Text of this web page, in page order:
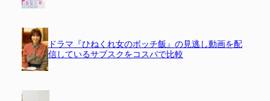
ドラマ『ひねくれ女のボッチ飯』の見逃し動画を配
信しているサブスクをコスパで比較